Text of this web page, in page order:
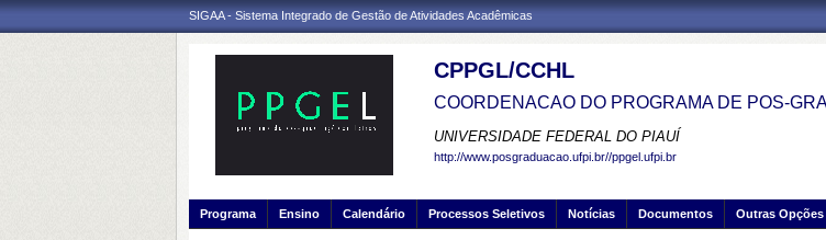
SIGAA - Sistema Integrado de Gestão de Atividades Acadêmicas
CPPGL/CCHL
COORDENACAO DO PROGRAMA DE POS-
UNIVERSIDADE FEDERAL DO PIAUÍ
http://www.posgraduacao.ufpi.br//ppgel.ufpi.br
Programa Ensino Calendário Processos Seletivos Notícias Documentos Outras Opções